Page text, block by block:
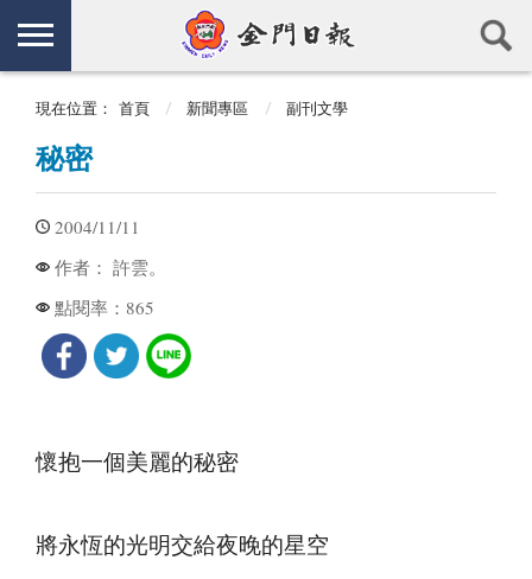
現在位置： 首頁 新聞專區 副刊文學
秘密
2004/11/11
作者： 許雲。
點閱率： 865
懷抱一個美麗的秘密
將永恆的光明交給夜晚的星空